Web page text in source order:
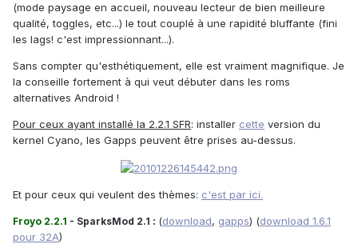
(mode paysage en accueil, nouveau lecteur de bien meilleure
qualité, toggles, etc...) le tout couplé à une rapidité bluffante (fini
les lags! c'est impressionnant...).
Sans compter qu'esthétiquement, elle est vraiment magnifique. Je
la conseille fortement à qui veut débuter dans les roms
alternatives Android !
Pour ceux ayant installé la 2.2.1 SFR: installer cette version du
kernel Cyano, les Gapps peuvent être prises au-dessus.
Et pour ceux qui veulent des thèmes: c'est par ici.
Froyo 2.2.1 - SparksMod 2.1 : (download, gapps) (download 1.6.1
pour 32A)